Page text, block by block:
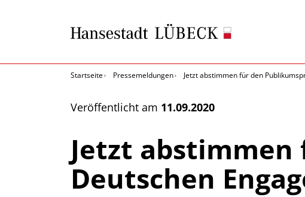
Startseite Pressemeldungen Jetzt abstimmen für den
Veröffentlicht am 11.09.2020
Jetzt
Deutschen